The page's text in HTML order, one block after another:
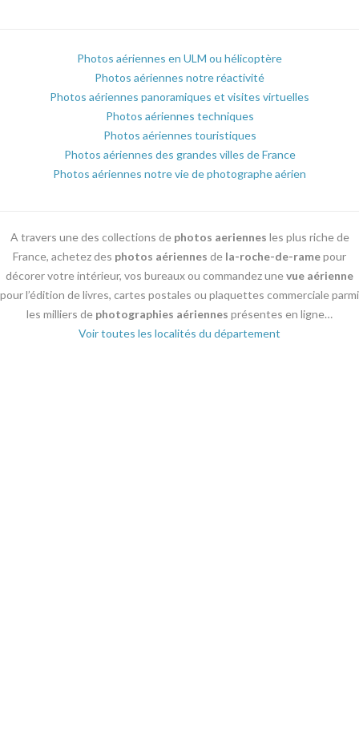
Photos aériennes en ULM ou hélicoptère
Photos aériennes notre réactivité
Photos aériennes panoramiques et visites virtuelles
Photos aériennes techniques
Photos aériennes touristiques
Photos aériennes des grandes villes de France
Photos aériennes notre vie de photographe aérien
A travers une des collections de photos aeriennes les plus riche de
France, achetez des photos aériennes de la-roche-de-ramepour
décorer votre intérieur, vos bureaux ou commandez unevue aérienne
pour l’édition de livres, cartes postales ou plaquettes commerciale parmi
les milliers de photographies aériennes présentes en ligne…
Voir toutes les localités du département